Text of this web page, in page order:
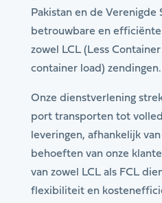
Pakistan en de Verenigde
betrouwbare en
zowel LCL (Less Container
container load) zendingen.
Onze dienstverlening
port transporten tot
leveringen, afhankelijk
behoeften van onze
van zowel LCL als FCL
flexibiliteit en